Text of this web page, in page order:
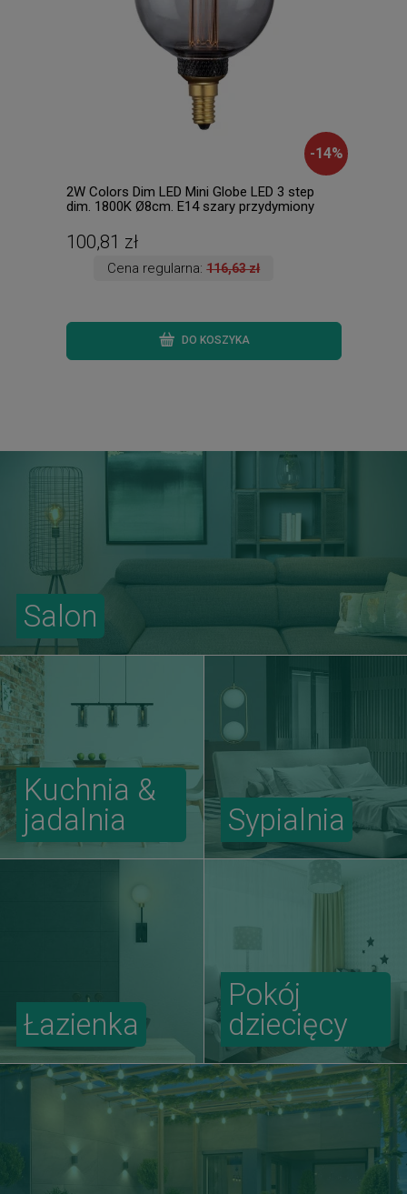
-14%
2W Colors Dim LED Mini Globe LED 3 step
dim. 1800K Ø8cm. E14 szary przydymiony
100,81 zł
Cena regularna:116,63 zł
DO KOSZYKA
Salon
Kuchnia &
jadalnia
Sypialnia
Łazienka
Pokój
dziecięcy